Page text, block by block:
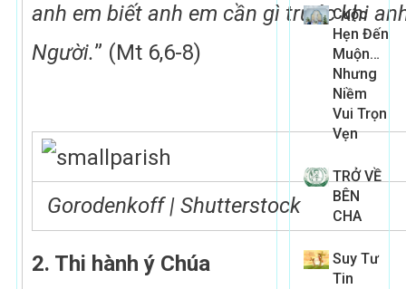
anh em biết anh em cần gì trước khi
Người.” (Mt 6,6-8)
Gorodenkoff | Shutterstock
2. Thi hành ý Chúa
Cuộc
Hẹn Đến
Muộn…
Nhưng
Niềm
Vui Trọn
Vẹn
TRỞ VỀ
BÊN
CHA
Suy Tư
Tin